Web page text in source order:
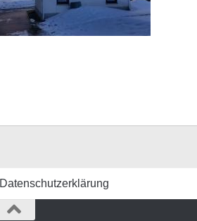
Datenschutzerklärung